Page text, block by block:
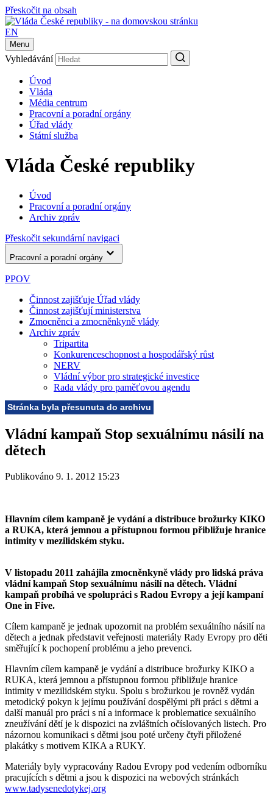
Přeskočit na obsah
EN
Menu
Vyhledávání
Úvod
Vláda
Média centrum
Pracovní a poradní orgány
Úřad vlády
Státní služba
Vláda České republiky
Úvod
Pracovní a poradní orgány
Archiv zpráv
Přeskočit sekundární navigaci
Pracovní a poradní orgány
PPOV
Činnost zajišťuje Úřad vlády
Činnost zajišťují ministerstva
Zmocněnci a zmocněnkyně vlády
Archiv zpráv
Tripartita
Konkurenceschopnost a hospodářský růst
NERV
Vládní výbor pro strategické investice
Rada vlády pro paměťovou agendu
Stránka byla přesunuta do archivu
Vládní kampaň Stop sexuálnímu násilí na
dětech
Publikováno 9. 1. 2012 15:23
Hlavním cílem kampaně je vydání a distribuce brožurky KIKO
a RUKA, která jemnou a přístupnou formou přibližuje hranice
intimity v mezilidském styku.
V listopadu 2011 zahájila zmocněnkyně vlády pro lidská práva
vládní kampaň Stop sexuálnímu násilí na dětech. Vládní
kampaň probíhá ve spolupráci s Radou Evropy a její kampaní
One in Five.
Cílem kampaně je jednak upozornit na problém sexuálního násilí na
dětech a jednak představit veřejnosti materiály Rady Evropy pro děti
směřující k pochopení problému a jeho prevenci.
Hlavním cílem kampaně je vydání a distribuce brožurky KIKO a
RUKA, která jemnou a přístupnou formou přibližuje hranice
intimity v mezilidském styku. Spolu s brožurkou je rovněž vydán
metodický pokyn k jejímu používání dospělými při práci s dětmi a
další manuál pro práci s ní a informace k problematice sexuálního
zneužívání dětí je k dispozici na zvláštních očíslovaných listech. Pro
názornou komunikaci s dětmi jsou poté určeny čtyři přiložené
plakátky s motivem KIKA a RUKY.
Materiály byly vypracovány Radou Evropy pod vedením odborníku
pracujících s dětmi a jsou k dispozici na webových stránkách
www.tadysenedotykej.org